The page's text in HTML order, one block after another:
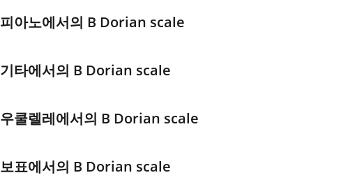
피아노에서의 B Dorian scale
기타에서의 B Dorian scale
우쿨렐레에서의 B Dorian scale
보표에서의 B Dorian scale